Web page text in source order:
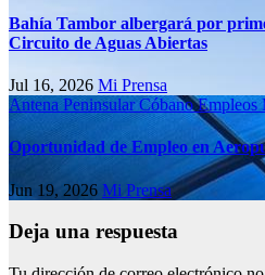
Bahía Tambor albergará por
Circuito de Aguas Abiertas
Jul 16, 2026 Mi Prensa
Antena PeninsularCóbanoEmpleos
Oportunidad de Empleo en
Jun 19, 2026 Mi Prensa
Deja una respuesta